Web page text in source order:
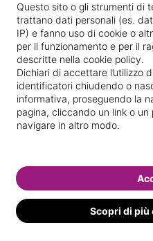
Specializzata in
benessere
Vedi le
Questo sito o gli strumenti di
trattano dati personali (es.
IP) e fanno uso di cookie o
per il funzionamento e per il
descritte nella cookie policy.
Dichiari di accettare l’utilizzo
identificatori chiudendo o
informativa, proseguendo la
pagina, cliccando un link o
navigare in altro modo.
Scopri di più